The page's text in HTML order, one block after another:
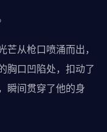
从枪口喷涌而出，
胸口凹陷处，扣动了
瞬间贯穿了他的身